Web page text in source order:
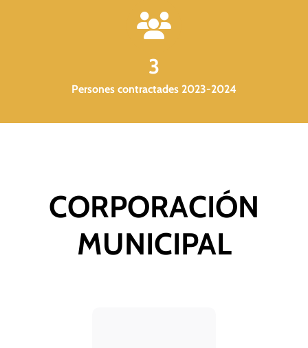
3
Persones contractades 2023-2024
CORPORACIÓN
MUNICIPAL